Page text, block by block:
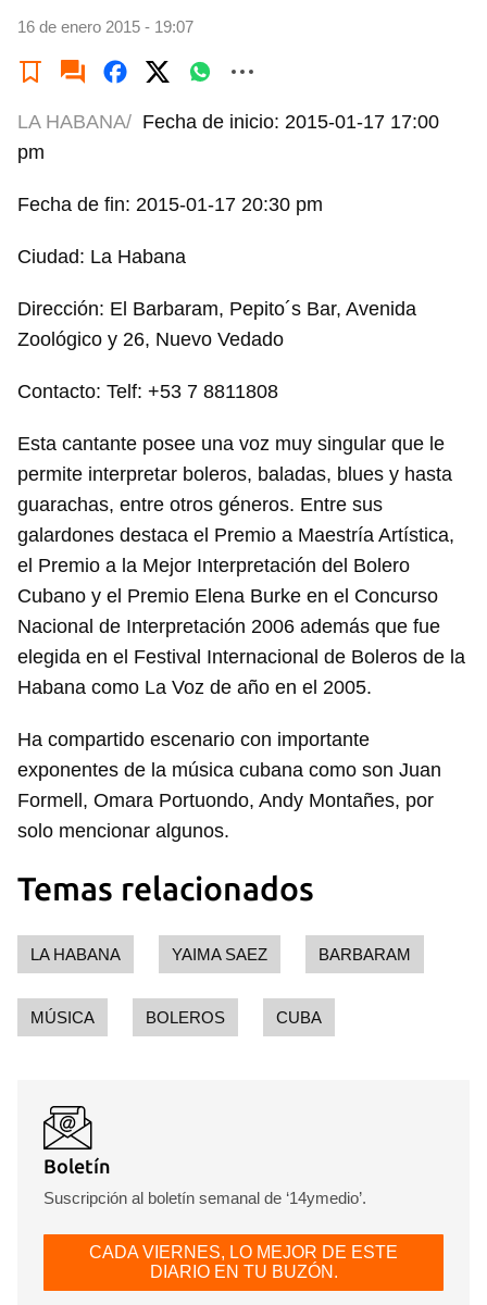
16 de enero 2015 - 19:07
LA HABANA/ Fecha de inicio: 2015-01-17 17:00
pm
Fecha de fin: 2015-01-17 20:30 pm
Ciudad: La Habana
Dirección: El Barbaram, Pepito´s Bar, Avenida
Zoológico y 26, Nuevo Vedado
Contacto: Telf: +53 7 8811808
Esta cantante posee una voz muy singular que le
permite interpretar boleros, baladas, blues y hasta
guarachas, entre otros géneros. Entre sus
galardones destaca el Premio a Maestría Artística,
el Premio a la Mejor Interpretación del Bolero
Cubano y el Premio Elena Burke en el Concurso
Nacional de Interpretación 2006 además que fue
elegida en el Festival Internacional de Boleros de la
Habana como La Voz de año en el 2005.
Ha compartido escenario con importante
exponentes de la música cubana como son Juan
Formell, Omara Portuondo, Andy Montañes, por
solo mencionar algunos.
Temas relacionados
LA HABANA YAIMA SAEZ BARBARAM
MÚSICA BOLEROS CUBA
Boletín
Suscripción al boletín semanal de ‘14ymedio’.
CADA VIERNES, LO MEJOR DE ESTE
DIARIO EN TU BUZÓN.